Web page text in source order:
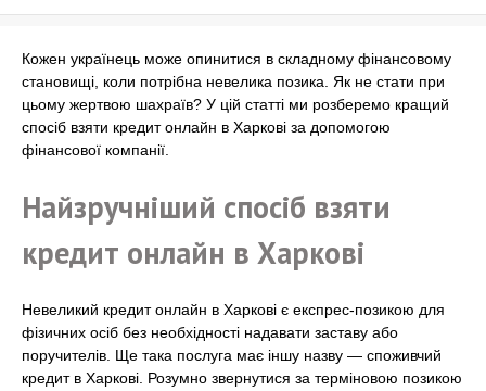
Кожен українець може опинитися в складному фінансовому
становищі, коли потрібна невелика позика. Як не стати при
цьому жертвою шахраїв? У цій статті ми розберемо кращий
спосіб взяти кредит онлайн в Харкові за допомогою
фінансової компанії.
Найзручніший спосіб взяти
кредит онлайн в Харкові
Невеликий кредит онлайн в Харкові є експрес-позикою для
фізичних осіб без необхідності надавати заставу або
поручителів. Ще така послуга має іншу назву — споживчий
кредит в Харкові. Розумно звернутися за терміновою позикою